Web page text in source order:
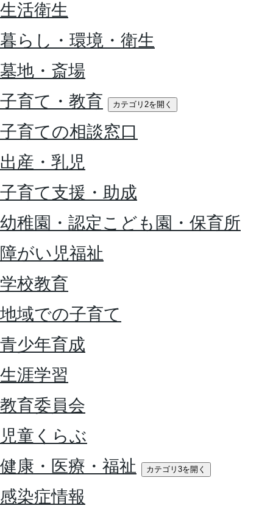
生活衛生
暮らし・環境・衛生
墓地・斎場
子育て・教育
カテゴリ2を開く
子育ての相談窓口
出産・乳児
子育て支援・助成
幼稚園・認定こども園・保育所
障がい児福祉
学校教育
地域での子育て
青少年育成
生涯学習
教育委員会
児童くらぶ
健康・医療・福祉
カテゴリ3を開く
感染症情報